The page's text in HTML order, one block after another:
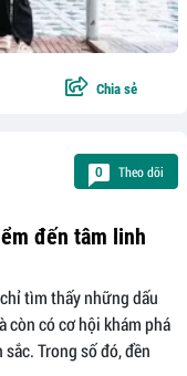
Chia sẻ
0 Theo dõi
đến tâm linh
tìm thấy những dấu
còn có cơ hội khám phá
Trong số đó, đền